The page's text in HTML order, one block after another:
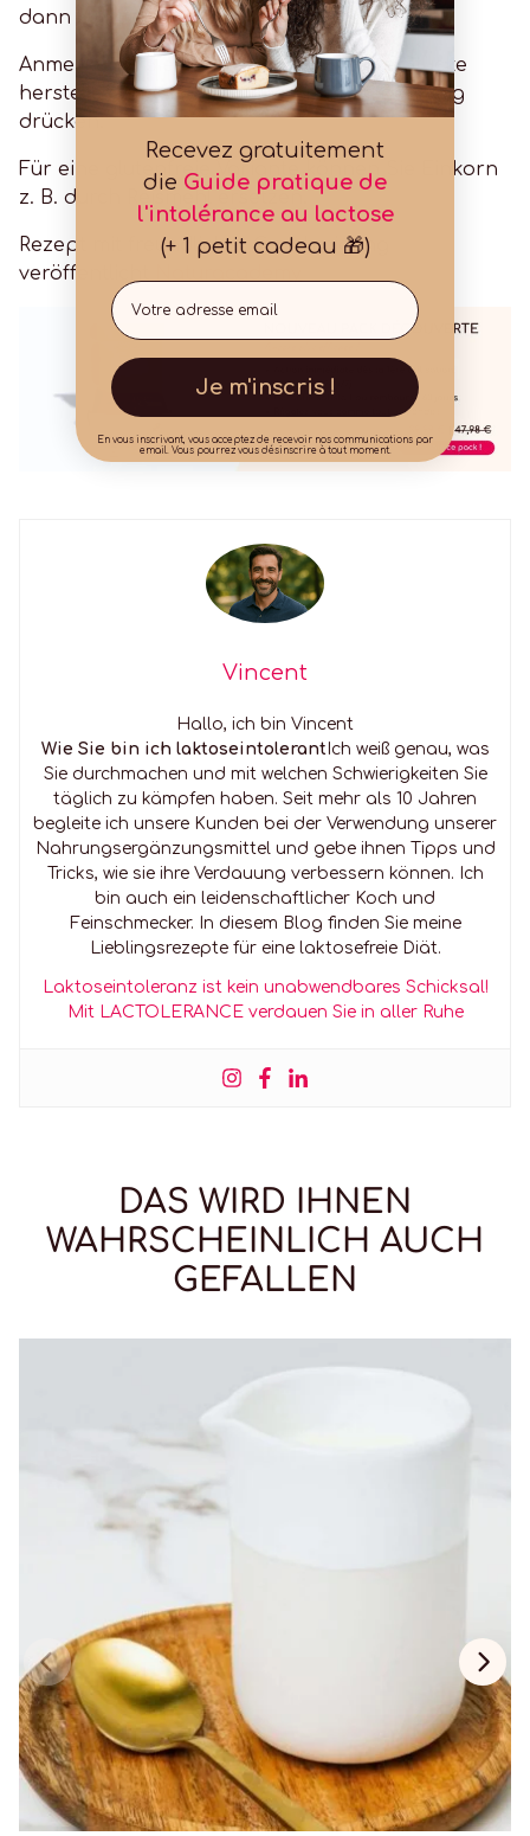
dann 20 Minuten bei 190 °C.
Anmerkung: Sie können auch einzelne Stücke
herstellen, indem Sie kleine Kreise in den Teig
drücken.
Für eine glutenfreie Variante können Sie Einkorn
z. B. durch Reismehl ersetzen.
Rezept mit freundlicher Genehmigung
veröffentlicht
Vincent
Hallo, ich bin Vincent
Wie Sie bin ich laktoseintolerantIch weiß genau, was
Sie durchmachen und mit welchen Schwierigkeiten Sie
täglich zu kämpfen haben. Seit mehr als 10 Jahren
begleite ich unsere Kunden bei der Verwendung unserer
Nahrungsergänzungsmittel und gebe ihnen Tipps und
Tricks, wie sie ihre Verdauung verbessern können. Ich
bin auch ein leidenschaftlicher Koch und
Feinschmecker. In diesem Blog finden Sie meine
Lieblingsrezepte für eine laktosefreie Diät.
Laktoseintoleranz ist kein unabwendbares Schicksal!
Mit LACTOLERANCE verdauen Sie in aller Ruhe
DAS WIRD IHNEN
WAHRSCHEINLICH AUCH
GEFALLEN
Recevez gratuitement
die Guide pratique de
l'intolérance au lactose
(+ 1 petit cadeau 🎁)
Email
Je m'inscris !
En vous inscrivant, vous acceptez de recevoir nos communications par
email. Vous pourrez vous désinscrire à tout moment.